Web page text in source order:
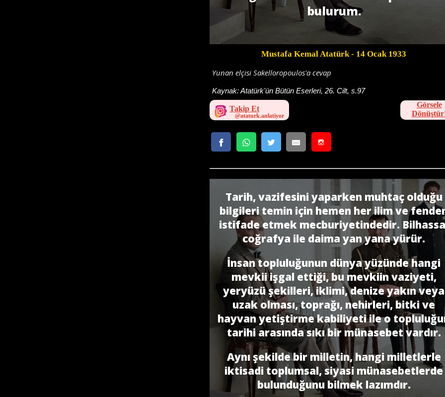
bulurum.
Mustafa Kemal Atatürk- 14 Ocak 1933
Yunan elçisi Sakelloropoulos'a cevap
Kaynak:Atatürk'ün Bütün Eserleri, 26. Cilt, s.97
Takip Et
Görsele
Tarih, vazifesini yaparken muhtaç olduğu
bilgileri temin için hemen her ilim ve
istifade etmek mecburiyetindedir.
coğrafya ile daima yan yana yürür.
İnsan topluluğunun dünya yüzünde hangi
mevkii işgal ettiği, bu mevkiin vaziyeti,
yeryüzü şekilleri, iklimi, denize yakın veya
uzak olması, toprağı, nehirleri, bitki ve
hayvan yetiştirme kabiliyeti ile o
tarihi arasında sıkı bir münasebet vardır.
Aynı şekilde bir milletin, hangi milletlerle
iktisadi toplumsal, siyasi münasebetlerde
bulunduğunu bilmek lazımdır.